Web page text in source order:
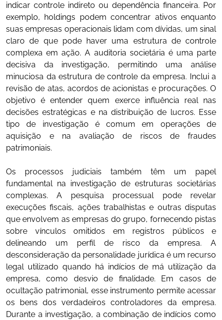
indicar controle indireto ou dependência financeira. Por
exemplo, holdings podem concentrar ativos enquanto
suas empresas operacionais lidam com dívidas, um sinal
claro de que pode haver uma estrutura de controle
complexa em ação. A auditoria societária é uma parte
decisiva da investigação, permitindo uma análise
minuciosa da estrutura de controle da empresa. Inclui a
revisão de atas, acordos de acionistas e procurações. O
objetivo é entender quem exerce influência real nas
decisões estratégicas e na distribuição de lucros. Esse
tipo de investigação é comum em operações de
aquisição e na avaliação de riscos de fraudes
patrimoniais.
Os processos judiciais também têm um papel
fundamental na investigação de estruturas societárias
complexas. A pesquisa processual pode revelar
execuções fiscais, ações trabalhistas e outras disputas
que envolvem as empresas do grupo, fornecendo pistas
sobre vínculos omitidos em registros públicos e
delineando um perfil de risco da empresa. A
desconsideração da personalidade jurídica é um recurso
legal utilizado quando há indícios de má utilização da
empresa, como desvio de finalidade. Em casos de
ocultação patrimonial, esse instrumento permite acessar
os bens dos verdadeiros controladores da empresa.
Durante a investigação, a combinação de indícios como